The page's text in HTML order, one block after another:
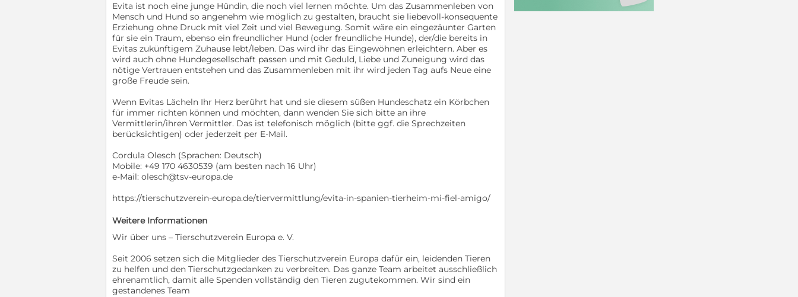
Evita ist noch eine junge Hündin, die noch viel lernen möchte. Um das Zusammenleben von
Mensch und Hund so angenehm wie möglich zu gestalten, braucht sie liebevoll-konsequente
Erziehung ohne Druck mit viel Zeit und viel Bewegung. Somit wäre ein eingezäunter Garten
für sie ein Traum, ebenso ein freundlicher Hund (oder freundliche Hunde), der/die bereits in
Evitas zukünftigem Zuhause lebt/leben. Das wird ihr das Eingewöhnen erleichtern. Aber es
wird auch ohne Hundegesellschaft passen und mit Geduld, Liebe und Zuneigung wird das
nötige Vertrauen entstehen und das Zusammenleben mit ihr wird jeden Tag aufs Neue eine
große Freude sein.
Wenn Evitas Lächeln Ihr Herz berührt hat und sie diesem süßen Hundeschatz ein Körbchen
für immer richten können und möchten, dann wenden Sie sich bitte an ihre
Vermittlerin/ihren Vermittler. Das ist telefonisch möglich (bitte ggf. die Sprechzeiten
berücksichtigen) oder jederzeit per E-Mail.
Cordula Olesch (Sprachen: Deutsch)
Mobile: +49 170 4630539 (am besten nach 16 Uhr)
e-Mail: olesch@tsv-europa.de
https://tierschutzverein-europa.de/tiervermittlung/evita-in-spanien-tierheim-mi-fiel-amigo/
Weitere Informationen
Wir über uns – Tierschutzverein Europa e. V.
Seit 2006 setzen sich die Mitglieder des Tierschutzverein Europa dafür ein, leidenden Tieren
zu helfen und den Tierschutzgedanken zu verbreiten. Das ganze Team arbeitet ausschließlich
ehrenamtlich, damit alle Spenden vollständig den Tieren zugutekommen. Wir sind ein
gestandenes Team